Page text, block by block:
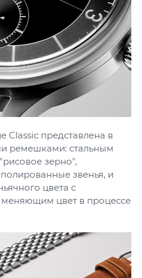
Classic представлена в
ремешками: стальным
зерно",
звенья, и
цвета с
цвет в процессе